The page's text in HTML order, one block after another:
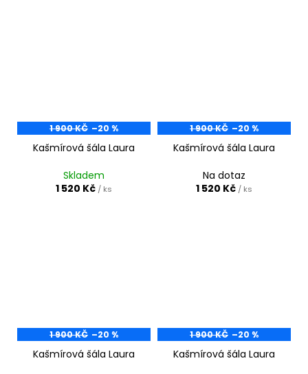
1 900 KČ –20 %
Kašmírová šála Laura
Skladem
1 520 Kč / ks
1 900 KČ –20 %
Kašmírová šála Laura
Na dotaz
1 520 Kč / ks
1 900 KČ –20 %
Kašmírová šála Laura
1 900 KČ –20 %
Kašmírová šála Laura